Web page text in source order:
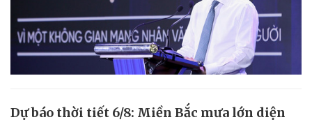
Dự báo thời tiết 6/8: Miền Bắc mưa lớn diện